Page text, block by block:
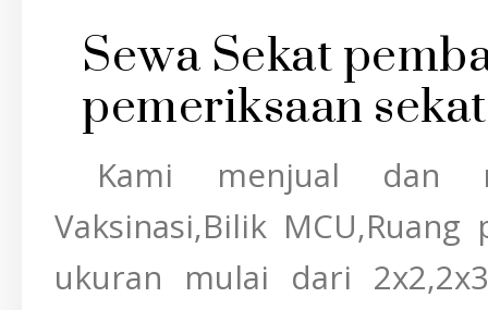
Sewa Sekat
pemeriksaan
Kami menjual dan
Vaksinasi,Bilik
ukuran mulai dari